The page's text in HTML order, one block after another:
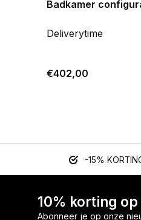
Badkamer
Deliverytime
€402,00
-15%
10% korting
Abonneer je op onze